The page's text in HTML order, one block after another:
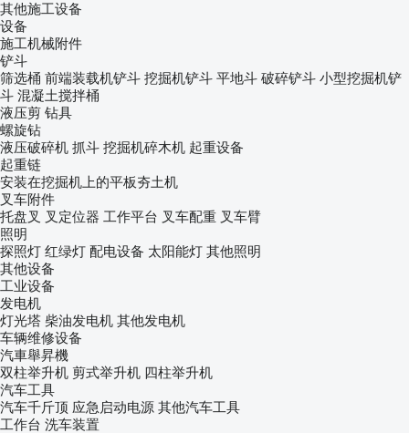
其他施工设备
设备
施工机械附件
铲斗
筛选桶 前端装载机铲斗 挖掘机铲斗 平地斗 破碎铲斗 小型挖掘机铲
斗 混凝土搅拌桶
液压剪 钻具
螺旋钻
液压破碎机 抓斗 挖掘机碎木机 起重设备
起重链
安装在挖掘机上的平板夯土机
叉车附件
托盘叉 叉定位器 工作平台 叉车配重 叉车臂
照明
探照灯 红绿灯 配电设备 太阳能灯 其他照明
其他设备
工业设备
发电机
灯光塔 柴油发电机 其他发电机
车辆维修设备
汽車舉昇機
双柱举升机 剪式举升机 四柱举升机
汽车工具
汽车千斤顶 应急启动电源 其他汽车工具
工作台 洗车装置